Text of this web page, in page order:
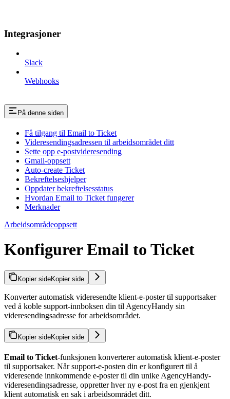
Integrasjoner
Slack
Webhooks
På denne siden
Få tilgang til Email to Ticket
Videresendingsadressen til arbeidsområdet ditt
Sette opp e-postvideresending
Gmail-oppsett
Auto-create Ticket
Bekreftelseshjelper
Oppdater bekreftelsesstatus
Hvordan Email to Ticket fungerer
Merknader
Arbeidsområdeoppsett
Konfigurer Email to Ticket
Kopier sideKopier side
Konverter automatisk videresendte klient-e-poster til supportsaker
ved å koble support-innboksen din til AgencyHandy sin
videresendingsadresse for arbeidsområdet.
Kopier sideKopier side
Email to Ticket-funksjonen konverterer automatisk klient-e-poster
til supportsaker. Når support-e-posten din er konfigurert til å
videresende innkommende e-poster til din unike AgencyHandy-
videresendingsadresse, oppretter hver ny e-post fra en gjenkjent
klient automatisk en sak i arbeidsområdet ditt.